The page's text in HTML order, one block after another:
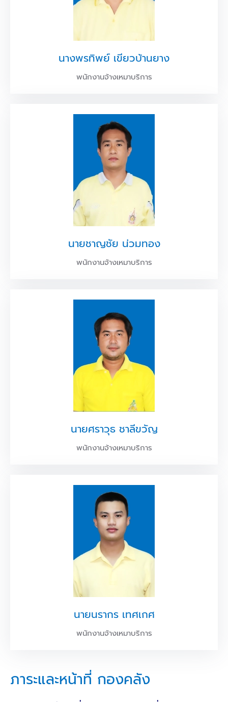
นางพรทิพย์ เขียวบ้านยาง
พนักงานจ้างเหมาบริการ
นายชาญชัย น่วมทอง
พนักงานจ้างเหมาบริการ
นายศราวุธ ชาลีขวัญ
พนักงานจ้างเหมาบริการ
นายนรากร เทศเกศ
พนักงานจ้างเหมาบริการ
ภาระและหน้าที่ กองคลัง